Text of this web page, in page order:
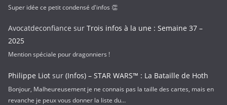
Super idée ce petit condensé d'infos 👏
Avocatdeconfiance sur Trois infos à la une : Semaine 37 –
2025
Mention spéciale pour dragonniers !
Philippe Liot sur (Infos) – STAR WARS™ : La Bataille de Hoth
Bonjour, Malheureusement je ne connais pas la taille des cartes, mais en
revanche je peux vous donner la liste du…